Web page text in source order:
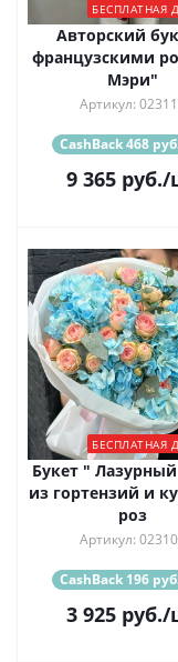
БЕСПЛАТНАЯ
Авторский
французскими
Мэри"
Артикул:
CashBack 468
9 365руб./
БЕСПЛАТНАЯ
Букет "
из гортензий и
роз
Артикул:
CashBack 196
3 925руб./